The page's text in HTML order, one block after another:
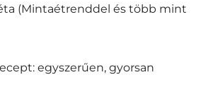
(Mintaétrenddel és több mint
egyszerűen, gyorsan